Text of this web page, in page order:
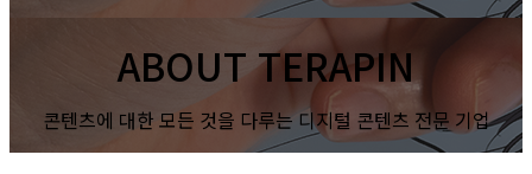
ABOUT TERAPIN
콘텐츠에 대한 모든 것을 다루는 디지털 콘텐츠 전문 기업